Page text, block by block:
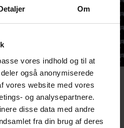
Om
vores indhold og til at
også anonymiserede
vores website med vores
og analysepartnere.
disse data med andre
fra din brug af deres
respekt